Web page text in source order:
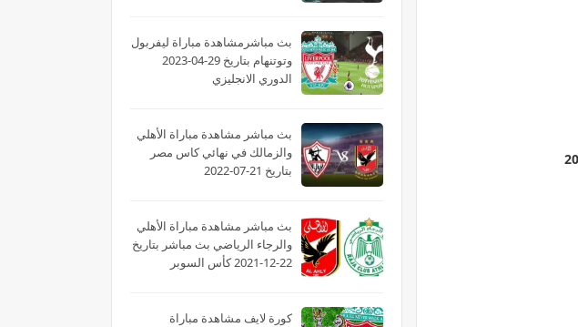
بث مباشرمشاهدة مباراة ليفربول
وتوتنهام بتاريخ 29-04-2023
الدوري الانجليزي
بث مباشر مشاهدة مباراة الأهلي
والزمالك في نهائي كاس مصر
بتاريخ 21-07-2022
بث مباشر مشاهدة مباراة الأهلي
والرجاء الرياضي بث مباشر بتاريخ
22-12-2021 كأس السوبر
كورة لايف مشاهدة مباراة